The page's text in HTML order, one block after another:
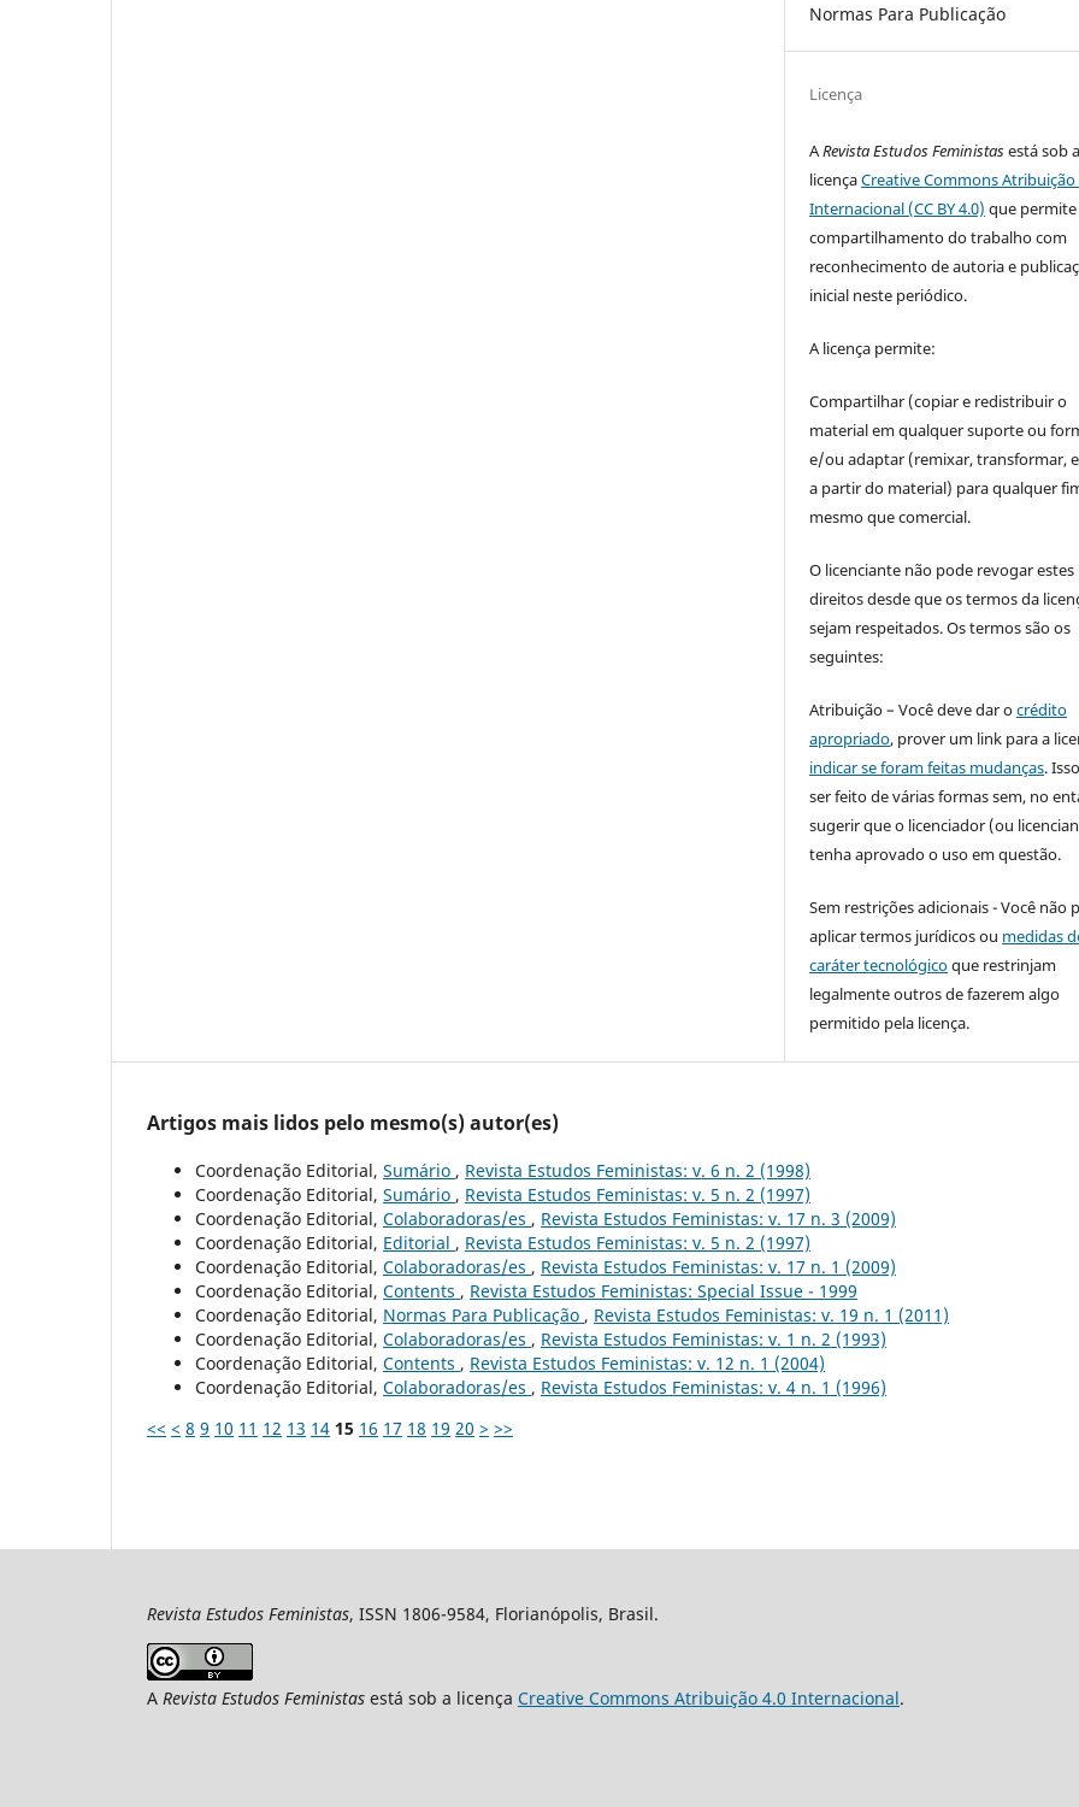
Normas Para Publicação
Licença
ARevista Estudos Feministasestá sob a
licençaCreative Commons Atribuição
Internacional (CC BY 4.0) que
compartilhamento do trabalho com
reconhecimento de autoria e
inicial neste periódico.
A licença permite:
Compartilhar (copiar e redistribuir o
material em qualquer suporte ou
e/ou adaptar (remixar, transformar,
a partir do material) para qualquer
mesmo que comercial.
O licenciante não pode revogar estes
direitos desde que os termos da
sejam respeitados. Os termos são os
seguintes:
Atribuição – Você deve dar ocrédito
apropriado, prover um link para a
indicar se foram feitas mudanças.
ser feito de várias formas sem, no
sugerir que o licenciador (ou
tenha aprovado o uso em questão.
Sem restrições adicionais - Você não
aplicar termos jurídicos ou medidas
caráter tecnológicoque restrinjam
legalmente outros de fazerem algo
permitido pela licença.
Artigos mais lidos pelo mesmo(s) autor(es)
Coordenação Editorial, Sumário , Revista Estudos Feministas: v. 6 n. 2 (1998)
Coordenação Editorial, Sumário , Revista Estudos Feministas: v. 5 n. 2 (1997)
Coordenação Editorial, Colaboradoras/es , Revista Estudos Feministas: v. 17 n. 3 (2009)
Coordenação Editorial, Editorial , Revista Estudos Feministas: v. 5 n. 2 (1997)
Coordenação Editorial, Colaboradoras/es , Revista Estudos Feministas: v. 17 n. 1 (2009)
Coordenação Editorial, Contents , Revista Estudos Feministas: Special Issue - 1999
Coordenação Editorial, Normas Para Publicação , Revista Estudos Feministas: v. 19 n. 1 (2011)
Coordenação Editorial, Colaboradoras/es , Revista Estudos Feministas: v. 1 n. 2 (1993)
Coordenação Editorial, Contents , Revista Estudos Feministas: v. 12 n. 1 (2004)
Coordenação Editorial, Colaboradoras/es , Revista Estudos Feministas: v. 4 n. 1 (1996)
<< < 8 9 10 11 12 13 14 15 16 17 18 19 20 > >>
Revista Estudos Feministas, ISSN 1806-9584, Florianópolis, Brasil.
A Revista Estudos Feministas está sob a licença Creative Commons Atribuição 4.0 Internacional.